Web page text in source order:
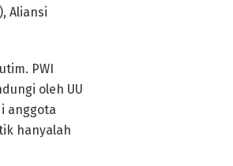
Aliansi
PWI
oleh UU
anggota
hanyalah